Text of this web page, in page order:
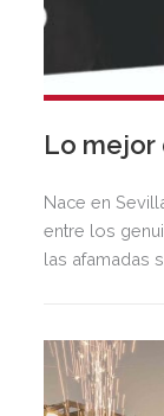
Lo mejor
Nace en
entre los
las afamadas